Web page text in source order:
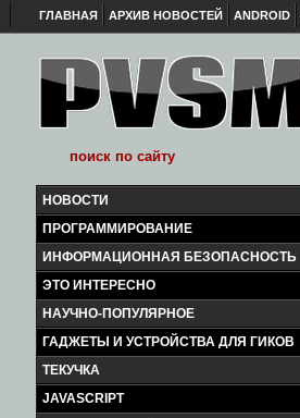
ГЛАВНАЯ АРХИВ НОВОСТЕЙ ANDROID
НОВОСТИ
ПРОГРАММИРОВАНИЕ
ИНФОРМАЦИОННАЯ БЕЗОПАСНОСТЬ
ЭТО ИНТЕРЕСНО
НАУЧНО-ПОПУЛЯРНОЕ
ГАДЖЕТЫ И УСТРОЙСТВА ДЛЯ ГИКОВ
ТЕКУЧКА
JAVASCRIPT